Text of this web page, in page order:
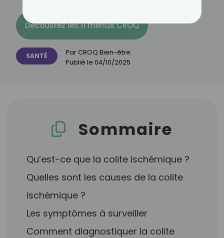
Découvrez les 11 menus CROQ
SANTÉ Par CROQ Bien-être
Publié le 04/10/2025
Sommaire
Qu’est-ce que la colite ischémique ?
Quelles sont les causes de la colite
ischémique ?
Les symptômes à surveiller
Comment diagnostiquer la colite